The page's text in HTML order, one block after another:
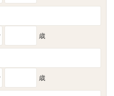
歳
歳